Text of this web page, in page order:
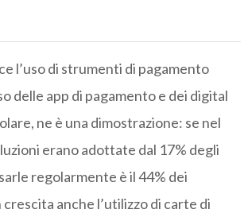
l’uso di strumenti di pagamento
delle app di pagamento e dei digital
ne è una dimostrazione: se nel
erano adottate dal 17% degli
regolarmente è il 44% dei
anche l’utilizzo di carte di